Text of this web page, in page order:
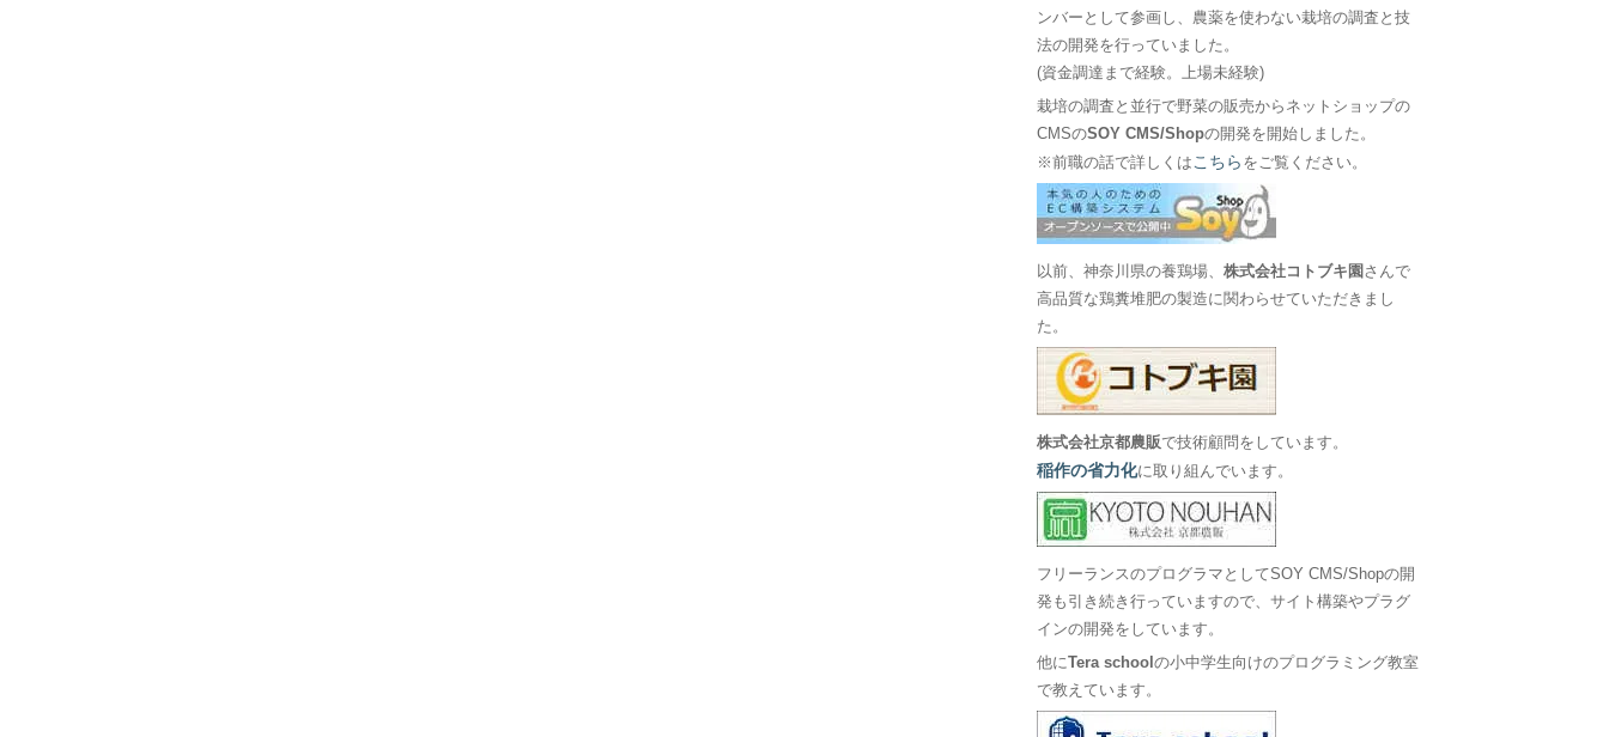
ンバーとして参画し、農薬を使わない栽培の調査と技
法の開発を行っていました。
(資金調達まで経験。上場未経験)
栽培の調査と並行で野菜の販売からネットショップの
CMSのSOY CMS/Shopの開発を開始しました。
※前職の話で詳しくは こちら をご覧ください。
以前、神奈川県の養鶏場、株式会社コトブキ園 さんで
高品質な鶏糞堆肥の製造に関わらせていただきまし
た。
株式会社京都農販で技術顧問をしています。
稲作の省力化に取り組んでいます。
フリーランスのプログラマとしてSOY CMS/Shopの開
発も引き続き行っていますので、サイト構築やプラグ
インの開発をしています。
他にTera schoolの小中学生向けのプログラミング教室
で教えています。